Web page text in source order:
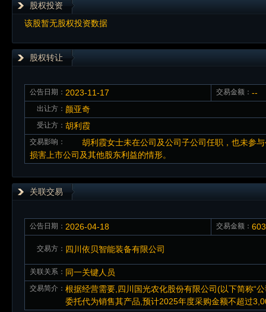
股权投资
该股暂无股权投资数据
股权转让
公告日期： 2023-11-17 交易金额： --
出让方： 颜亚奇
受让方： 胡利霞
交易影响：
胡利霞女士未在公司及公司子公司任职，也未参与
损害上市公司及其他股东利益的情形。
关联交易
公告日期： 2026-04-18 交易金额：
交易方： 四川依贝智能装备有限公司
关联关系： 同一关键人员
交易简介： 根据经营需要,四川国光农化股份有限公司(以下简称“
委托代为销售其产品,预计2025年度采购金额不超过